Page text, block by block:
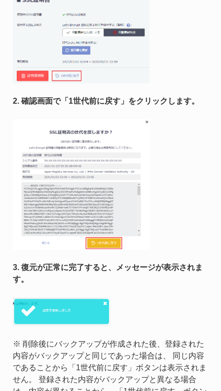
2. 確認画面で「1世代前に戻す」をクリックします。
3. 復元が正常に完了すると、メッセージが表示されま
す。
※ 削除後にバックアップが作成された後、登録された
内容がバックアップと同じであった場合は、 同じ内容
であることから「1世代前に戻す」ボタンは表示されま
せん。 登録された内容がバックアップと異なる場合